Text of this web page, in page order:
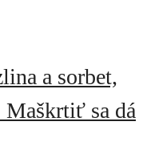
a sorbet,
sa dá